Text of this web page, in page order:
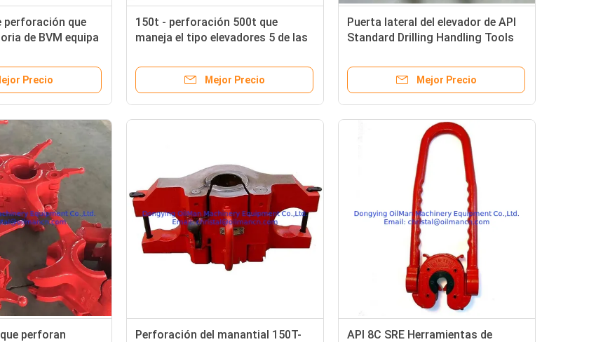
perforación que
de BVM equipa
Precio
150t - perforación 500t que
maneja el tipo elevadores 5 de las
Mejor Precio
Puerta lateral del elevador de API
Standard Drilling Handling Tools
Mejor Precio
perforan
Perforación del manantial 150T-
API 8C SRE Herramientas de